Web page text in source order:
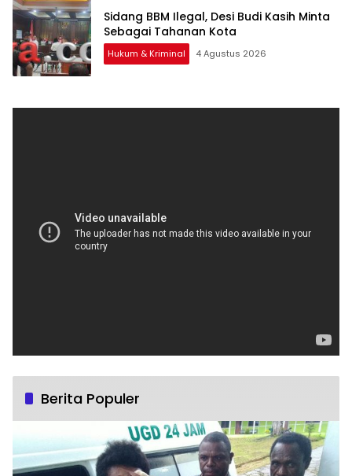
Sidang BBM Ilegal, Desi Budi Kasih Minta
Sebagai Tahanan Kota
Hukum & Kriminal 4 Agustus 2026
Berita Populer